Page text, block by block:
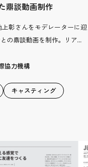
鼎談動画制作
彰さんをモデレーターに
の鼎談動画を制作。リア...
協力機構
キャスティング